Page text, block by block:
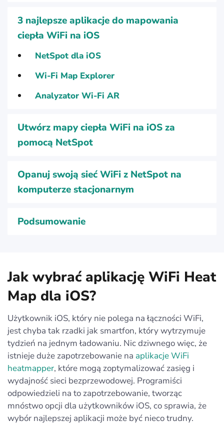
3 najlepsze aplikacje do mapowania
ciepła WiFi na iOS
NetSpot dla iOS
Wi-Fi Map Explorer
Analyzator Wi-Fi AR
Utwórz mapy ciepła WiFi na iOS za
pomocą NetSpot
Opanuj swoją sieć WiFi z NetSpot na
komputerze stacjonarnym
Podsumowanie
Jak wybrać aplikację WiFi Heat
Map dla iOS?
Użytkownik iOS, który nie polega na łączności WiFi,
jest chyba tak rzadki jak smartfon, który wytrzymuje
tydzień na jednym ładowaniu. Nic dziwnego więc, że
istnieje duże zapotrzebowanie na aplikacje WiFi
heatmapper, które mogą zoptymalizować zasięg i
wydajność sieci bezprzewodowej. Programiści
odpowiedzieli na to zapotrzebowanie, tworząc
mnóstwo opcji dla użytkowników iOS, co sprawia, że
wybór najlepszej aplikacji może być nieco trudny.